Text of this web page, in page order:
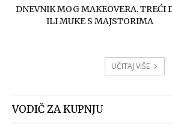
DNEVNIK MOG MAKEOVERA. TREĆI
ILI MUKE S MAJSTORIMA
UČITAJ VIŠE
VODIČ ZA KUPNJU